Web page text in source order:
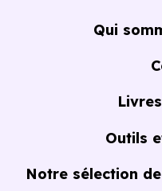
Qui
Guide de l'Achat
Outils
Notre sélection